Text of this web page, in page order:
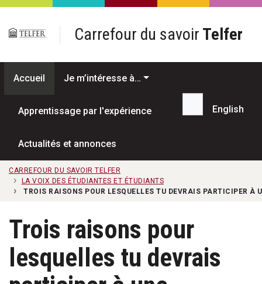
Passer au contenu principal
Carrefour du savoir Telfer
Accueil Je m’intéresse à…
Apprentissage par l'expérience
Actualités et annonces
Recherche...
English
CARREFOUR DU SAVOIR TELFER
LA VOIX DES ÉTUDIANTES ET ÉTUDIANTS
TROIS RAISONS POUR LESQUELLES TU DEVRAIS PARTICIPER À
Trois raisons pour
lesquelles tu devrais